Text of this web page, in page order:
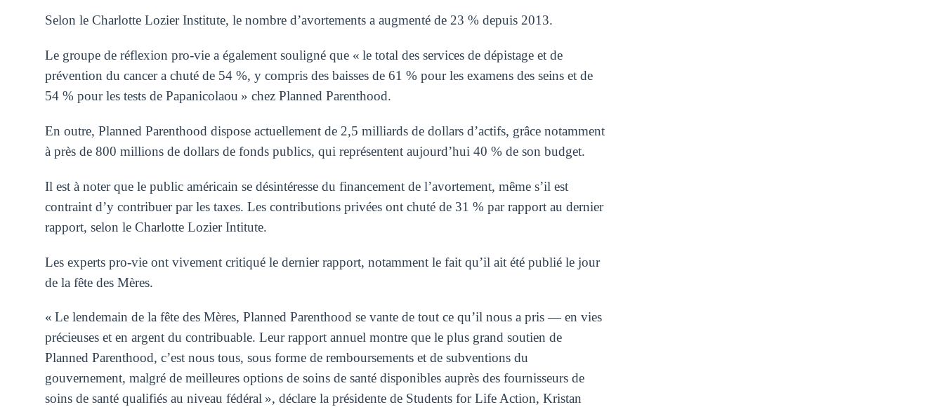
Selon le Charlotte Lozier Institute, le nombre d’avortements a augmenté de 23 % depuis 2013.
Le groupe de réflexion pro-vie a également souligné que « le total des services de dépistage et de
prévention du cancer a chuté de 54 %, y compris des baisses de 61 % pour les examens des seins et de
54 % pour les tests de Papanicolaou » chez Planned Parenthood.
En outre, Planned Parenthood dispose actuellement de 2,5 milliards de dollars d’actifs, grâce notamment
à près de 800 millions de dollars de fonds publics, qui représentent aujourd’hui 40 % de son budget.
Il est à noter que le public américain se désintéresse du financement de l’avortement, même s’il est
contraint d’y contribuer par les taxes. Les contributions privées ont chuté de 31 % par rapport au dernier
rapport, selon le Charlotte Lozier Intitute.
Les experts pro-vie ont vivement critiqué le dernier rapport, notamment le fait qu’il ait été publié le jour
de la fête des Mères.
« Le lendemain de la fête des Mères, Planned Parenthood se vante de tout ce qu’il nous a pris — en vies
précieuses et en argent du contribuable. Leur rapport annuel montre que le plus grand soutien de
Planned Parenthood, c’est nous tous, sous forme de remboursements et de subventions du
gouvernement, malgré de meilleures options de soins de santé disponibles auprès des fournisseurs de
soins de santé qualifiés au niveau fédéral », déclare la présidente de Students for Life Action, Kristan